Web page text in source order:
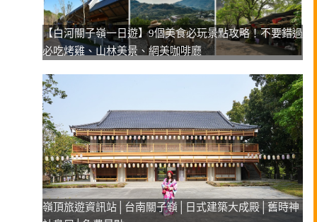
【白河關子嶺一日遊】9個美食必玩景點攻略！不要錯過
必吃烤雞、山林美景、網美咖啡廳
嶺頂旅遊資訊站│台南關子嶺│日式建築大成殿│舊時神